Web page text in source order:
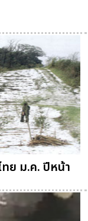
ทย ม.ค. ปีหน้า